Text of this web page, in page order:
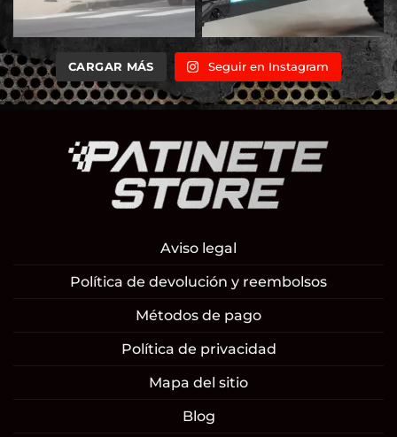
CARGAR MÁS Seguir en Instagram
Aviso legal
Política de devolución y reembolsos
Métodos de pago
Política de privacidad
Mapa del sitio
Blog